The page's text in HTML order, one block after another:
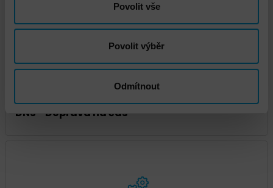
Povolit vše
Povolit výběr
Odmítnout
DNS - Doprava na čas